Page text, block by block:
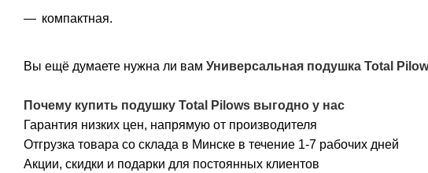
компактная.
Вы ещё думаете нужна ли вам Универсальная подушка Total
Почему купить подушку Total Pilows выгодно у нас
Гарантия низких цен, напрямую от производителя
Отгрузка товара со склада в Минске в течение 1-7 рабочих дней
Акции, скидки и подарки для постоянных клиентов